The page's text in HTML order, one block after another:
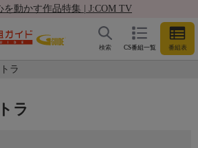
を動かす作品特集 | J:COM TV
CS番組一覧 番組表
検索
ラ
ラ